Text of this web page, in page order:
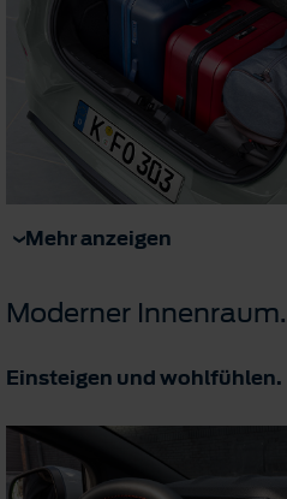
Mehr anzeigen
Moderner Innenraum.
Einsteigen und wohlfühlen.